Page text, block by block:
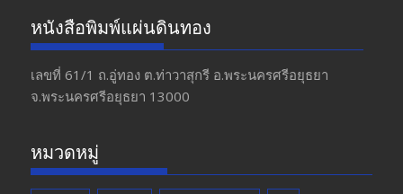
e
b
o
o
a
gr
a
m
itt
er
u
T
u
b
หนังสือพิมพ์แผ่นดินทอง
เลขที่ 61/1 ถ.อู่ทอง​ ต.​ท่าวาสุกรี​ อ.พระนครศรีอยุธยา​
จ.พระนครศรีอยุธยา 13000
หมวดหมู่